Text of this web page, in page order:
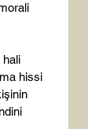
hali
hissi